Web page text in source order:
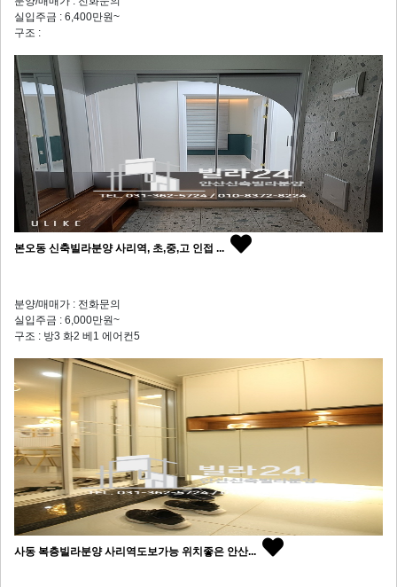
실입주금 : 6,400만원~
구조 :
본오동 신축빌라분양 사리역, 초,중,고 인접 ...
분양/매매가 : 전화문의
실입주금 : 6,000만원~
구조 : 방3 화2 베1 에어컨5
사동 복층빌라분양 사리역도보가능 위치좋은 안산...